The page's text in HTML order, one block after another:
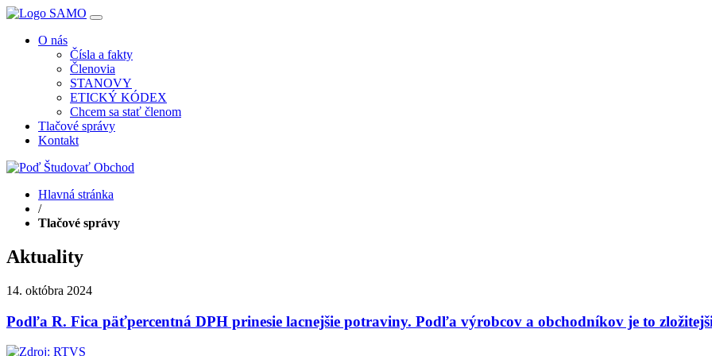
O nás
Čísla a fakty
Členovia
STANOVY
ETICKÝ KÓDEX
Chcem sa stať členom
Tlačové správy
Kontakt
Hlavná stránka
/
Tlačové správy
Aktuality
14. októbra 2024
Podľa R. Fica päťpercentná DPH prinesie lacnejšie potraviny. Podľa výrobcov a obchodníkov je to